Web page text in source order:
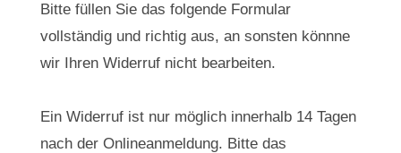
Bitte füllen Sie das folgende Formular
vollständig und richtig aus, an sonsten könnne
wir Ihren Widerruf nicht bearbeiten.
Ein Widerruf ist nur möglich innerhalb 14 Tagen
nach der Onlineanmeldung. Bitte das